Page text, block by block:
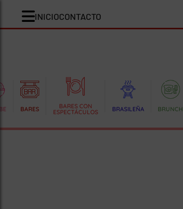
INICIOCONTACTO
BARES
BARES CON
ESPECTÁCULOS
BRASILEÑA BRUNCH